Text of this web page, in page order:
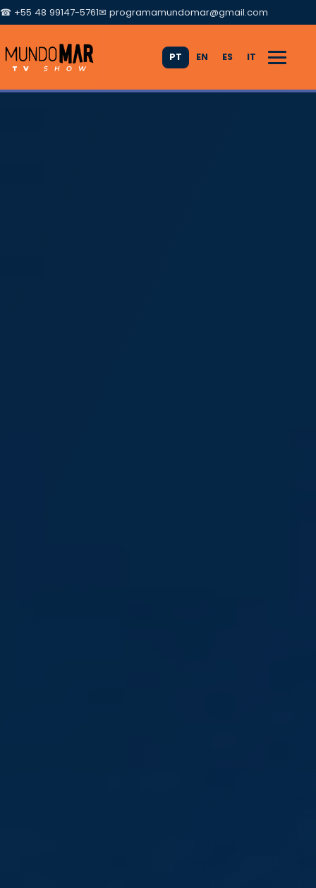
☎ +55 48 99147-5761✉ programamundomar@gmail.com
PT EN ES IT